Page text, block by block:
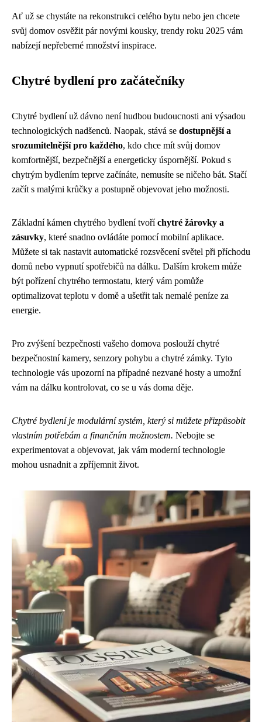
Ať už se chystáte na rekonstrukci celého bytu nebo jen chcete
svůj domov osvěžit pár novými kousky, trendy roku 2025 vám
nabízejí nepřeberné množství inspirace.
Chytré bydlení pro začátečníky
Chytré bydlení už dávno není hudbou budoucnosti ani výsadou
technologických nadšenců. Naopak, stává se dostupnější a
srozumitelnější pro každého, kdo chce mít svůj domov
komfortnější, bezpečnější a energeticky úspornější. Pokud s
chytrým bydlením teprve začínáte, nemusíte se ničeho bát. Stačí
začít s malými krůčky a postupně objevovat jeho možnosti.
Základní kámen chytrého bydlení tvoříchytré žárovky a
zásuvky, které snadno ovládáte pomocí mobilní aplikace.
Můžete si tak nastavit automatické rozsvěcení světel při příchodu
domů nebo vypnutí spotřebičů na dálku. Dalším krokem může
být pořízení chytrého termostatu, který vám pomůže
optimalizovat teplotu v domě a ušetřit tak nemalé peníze za
energie.
Pro zvýšení bezpečnosti vašeho domova poslouží chytré
bezpečnostní kamery, senzory pohybu a chytré zámky. Tyto
technologie vás upozorní na případné nezvané hosty a umožní
vám na dálku kontrolovat, co se u vás doma děje.
Chytré bydlení je modulární systém, který si můžete přizpůsobit
vlastním potřebám a finančním možnostem. Nebojte se
experimentovat a objevovat, jak vám moderní technologie
mohou usnadnit a zpříjemnit život.